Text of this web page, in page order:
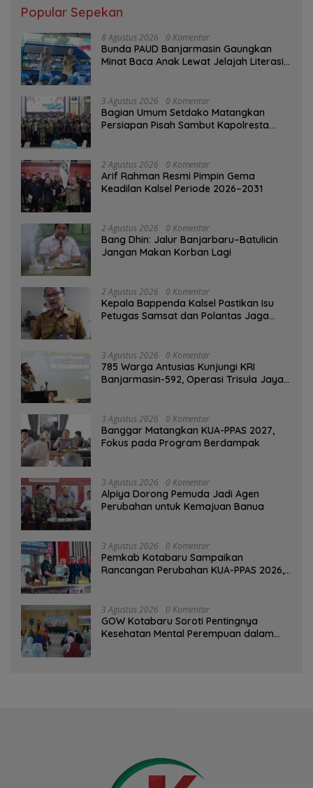
Popular Sepekan
8 Agustus 2026 0 Komentar
Bunda PAUD Banjarmasin Gaungkan
Minat Baca Anak Lewat Jelajah Literasi
3 Agustus 2026 0 Komentar
Bagian Umum Setdako Matangkan
Persiapan Pisah Sambut Kapolresta
2 Agustus 2026 0 Komentar
Arif Rahman Resmi Pimpin Gema
Keadilan Kalsel Periode 2026–2031
2 Agustus 2026 0 Komentar
Bang Dhin: Jalur Banjarbaru–Batulicin
Jangan Makan Korban Lagi
2 Agustus 2026 0 Komentar
Kepala Bappenda Kalsel Pastikan Isu
Petugas Samsat dan Polantas Jaga
3 Agustus 2026 0 Komentar
785 Warga Antusias Kunjungi KRI
Banjarmasin-592, Operasi Trisula Jaya
3 Agustus 2026 0 Komentar
‎Banggar Matangkan KUA-PPAS 2027,
Fokus pada Program Berdampak
3 Agustus 2026 0 Komentar
‎Alpiya Dorong Pemuda Jadi Agen
Perubahan untuk Kemajuan Banua ‎
3 Agustus 2026 0 Komentar
Pemkab Kotabaru Sampaikan
Rancangan Perubahan KUA-PPAS 2026,
3 Agustus 2026 0 Komentar
GOW Kotabaru Soroti Pentingnya
Kesehatan Mental Perempuan dalam